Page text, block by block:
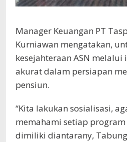
Manager Keuangan PT
Kurniawan mengatakan,
kesejahteraan ASN
akurat dalam persiapan
pensiun.
“Kita lakukan sosialisasi,
memahami setiap program
dimiliki diantarany,